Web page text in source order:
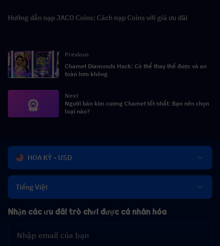
Hướng dẫn nạp JACO Coins: Cách nạp Coins với giá ưu đãi
Previous
Chamet Diamonds Hack: Có thể thay thế được và an
toàn hơn không
Next
Người bán kim cương Chamet tốt nhất: Bạn nên chọn
loại nào?
HOA KỲ - USD
Tiếng Việt
Nhận các ưu đãi trò chơi được cá nhân hóa